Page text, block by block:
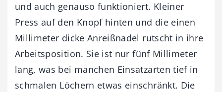
und auch genauso funktioniert. Kleiner
Press auf den Knopf hinten und die einen
Millimeter dicke Anreißnadel rutscht in ihre
Arbeitsposition. Sie ist nur fünf Millimeter
lang, was bei manchen Einsatzarten tief in
schmalen Löchern etwas einschränkt. Die